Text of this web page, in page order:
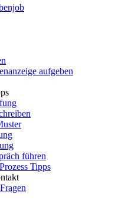
aufgeben
führen
Tipps